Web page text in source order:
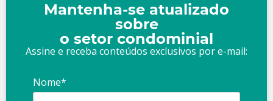
Mantenha-se atualizado
sobre
o setor condominial
Assine e receba conteúdos exclusivos por e-mail:
Nome*